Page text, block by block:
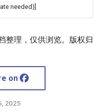
needed)]
整理，仅供浏览。版权归
on
2025